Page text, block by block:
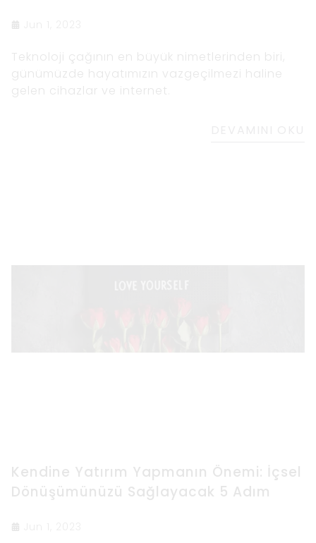
Teknoloji çağının en büyük nimetlerinden biri,
günümüzde hayatımızın vazgeçilmezi haline
gelen cihazlar ve internet.
Kendine Yatırım Yapmanın Önemi: İçsel
Dönüşümünüzü Sağlayacak 5 Adım